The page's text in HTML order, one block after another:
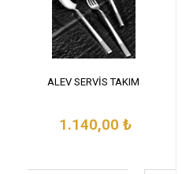
ALEV SERVİS TAKIM
1.140,00 ₺